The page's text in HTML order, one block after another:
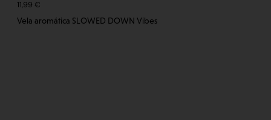
Vela aromática SLOWED DOWN Vibes
11,99 €